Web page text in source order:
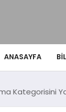
ANASAYFA
Kategorisini